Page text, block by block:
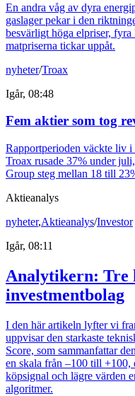
En andra våg av dyra
gaslager pekar i den
besvärligt höga elpriser,
matpriserna tickar uppåt.
nyheter/Troax
Igår, 08:48
Fem aktier som tog
Rapportperioden väckte liv
Troax rusade 37% under
Group steg mellan 18 till
Aktieanalys
nyheter,Aktieanalys/Investor
Igår, 08:11
Analytikern: Tre
investmentbolag
I den här artikeln lyfter vi
uppvisar den starkaste
Score, som sammanfattar
en skala från –100 till +100,
köpsignal och lägre värden
algoritmer.